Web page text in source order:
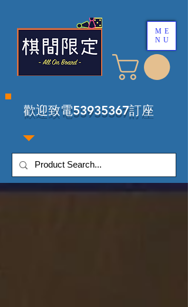
​歡迎致電53935367訂座
ME
NU